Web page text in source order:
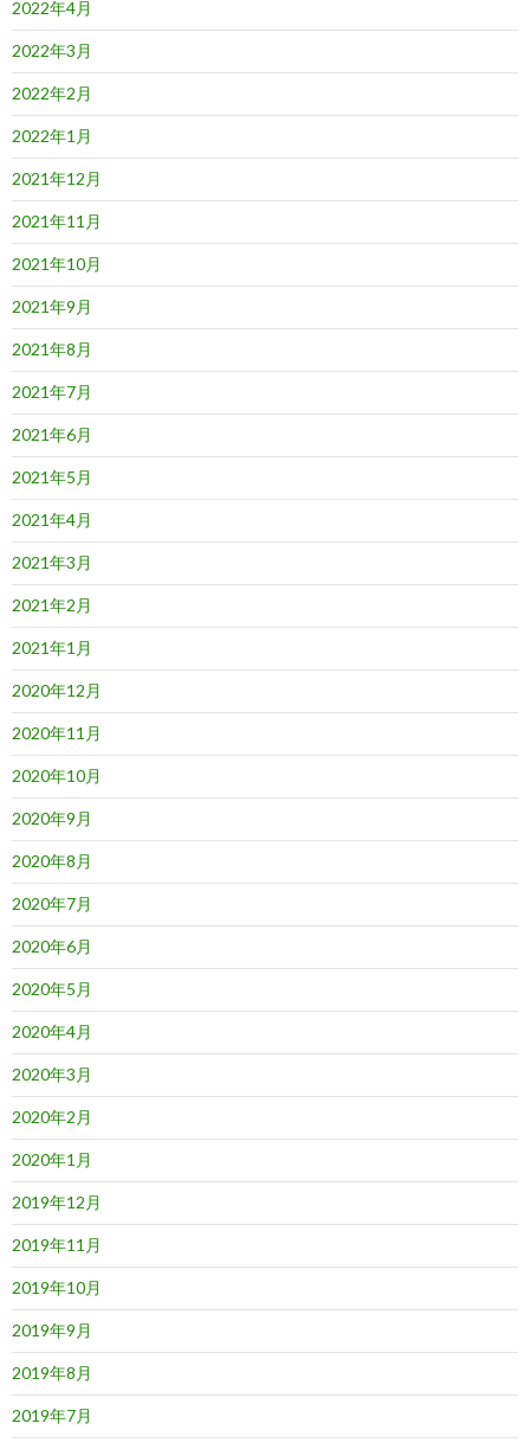
2022年4月
2022年3月
2022年2月
2022年1月
2021年12月
2021年11月
2021年10月
2021年9月
2021年8月
2021年7月
2021年6月
2021年5月
2021年4月
2021年3月
2021年2月
2021年1月
2020年12月
2020年11月
2020年10月
2020年9月
2020年8月
2020年7月
2020年6月
2020年5月
2020年4月
2020年3月
2020年2月
2020年1月
2019年12月
2019年11月
2019年10月
2019年9月
2019年8月
2019年7月